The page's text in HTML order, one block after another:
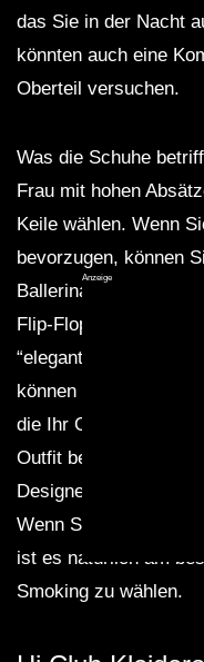
das Sie in der Nacht
könnten auch eine
Oberteil versuchen.
Was die Schuhe
Frau mit hohen
Keile wählen. Wenn
bevorzugen, können
Ballerinas
Flip-Flops und
“elegant”. Was Ihre
können Sie mit
die Ihr Outfit
Outfit bevorzugen,
Designer-Jeans und
Wenn Sie sich für
ist es natürlich am
Smoking zu wählen.
Anzeige